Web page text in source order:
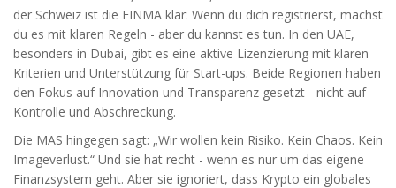
der Schweiz ist die FINMA klar: Wenn du dich registrierst, machst
du es mit klaren Regeln - aber du kannst es tun. In den UAE,
besonders in Dubai, gibt es eine aktive Lizenzierung mit klaren
Kriterien und Unterstützung für Start-ups. Beide Regionen haben
den Fokus auf Innovation und Transparenz gesetzt - nicht auf
Kontrolle und Abschreckung.
Die MAS hingegen sagt: „Wir wollen kein Risiko. Kein Chaos. Kein
Imageverlust.“ Und sie hat recht - wenn es nur um das eigene
Finanzsystem geht. Aber sie ignoriert, dass Krypto ein globales